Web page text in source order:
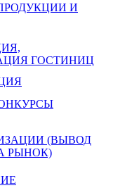
И
ГОСТИНИЦ
(ВЫВОД
РЫНОК)